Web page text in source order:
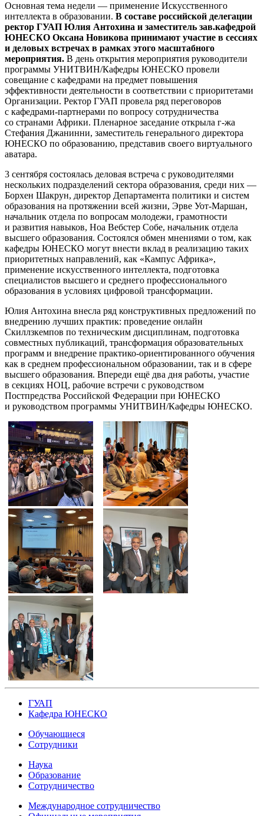
Основная тема недели — применение Искусственного
интеллекта в образовании. В составе российской делегации
ректор ГУАП Юлия Антохина и заместитель зав.кафедрой
ЮНЕСКО Оксана Новикова принимают участие в сессиях
и деловых встречах в рамках этого масштабного
мероприятия. В день открытия мероприятия руководители
программы УНИТВИН/Кафедры ЮНЕСКО провели
совещание с кафедрами на предмет повышения
эффективности деятельности в соответствии с приоритетами
Организации. Ректор ГУАП провела ряд переговоров
с кафедрами-партнерами по вопросу сотрудничества
со странами Африки. Пленарное заседание открыла г-жа
Стефания Джанинни, заместитель генерального директора
ЮНЕСКО по образованию, представив своего виртуального
аватара.
3 сентября состоялась деловая встреча с руководителями
нескольких подразделений сектора образования, среди них —
Борхен Шакрун, директор Департамента политики и систем
образования на протяжении всей жизни, Эрве Уот-Маршан,
начальник отдела по вопросам молодежи, грамотности
и развития навыков, Ноа Вебстер Собе, начальник отдела
высшего образования. Состоялся обмен мнениями о том, как
кафедры ЮНЕСКО могут внести вклад в реализацию таких
приоритетных направлений, как «Кампус Африка»,
применение искусственного интеллекта, подготовка
специалистов высшего и среднего профессионального
образования в условиях цифровой трансформации.
Юлия Антохина внесла ряд конструктивных предложений по
внедрению лучших практик: проведение онлайн
Скиллзкемпов по техническим дисциплинам, подготовка
совместных публикаций, трансформация образовательных
программ и внедрение практико-ориентированного обучения
как в среднем профессиональном образовании, так и в сфере
высшего образования. Впереди ещё два дня работы, участие
в секциях НОЦ, рабочие встречи с руководством
Постпредства Российской Федерации при ЮНЕСКО
и руководством программы УНИТВИН/Кафедры ЮНЕСКО.
ГУАП
Кафедра ЮНЕСКО
Обучающиеся
Сотрудники
Наука
Образование
Сотрудничество
Международное сотрудничество